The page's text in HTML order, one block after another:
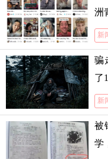
洲
新
骗
了
新
被
学